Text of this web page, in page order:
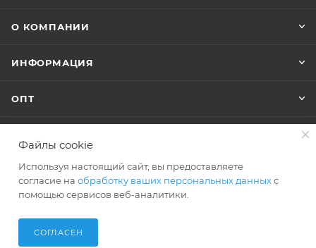
О КОМПАНИИ
ИНФОРМАЦИЯ
ОПТ
shop@polar-bags.ru
Файлы cookie
Используя настоящий сайт, вы предоставляете
согласие на обработку ваших персональных данныхс
помощью сервисов веб-аналитики.
СОГЛАСЕН